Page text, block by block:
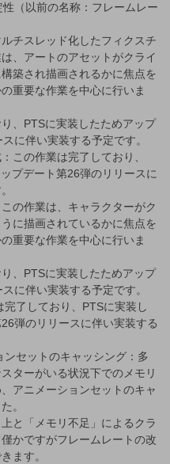
（以前の名称：フレームレー
チスレッド化したフィクスチ
、アートのアセットがクライ
築され描画されるかに焦点を
重要な作業を中心に行いま
、PTSに実装したためアップ
に伴い実装する予定です。
この作業は完了しており、
プデート第26弾のリリースに
の作業は、キャラクターがク
に描画されているかに焦点を
重要な作業を中心に行いま
、PTSに実装したためアップ
に伴い実装する予定です。
了しており、PTSに実装し
弾のリリースに伴い実装する
ンセットのキャッシング：多
ターがいる状況下でのメモリ
アニメーションセットのキャ
。
と「メモリ不足」によるクラ
かですがフレームレートの改
ます。